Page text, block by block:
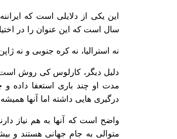
سال است که این عنوان را در
نه استرالیا، نه کره جنوبی و نه
مدت او چند باری استعفا داده و
درگیری هایی داشته اما آنها
واضح است که آنها به هم نیاز
متوالی به جام جهانی هستند و